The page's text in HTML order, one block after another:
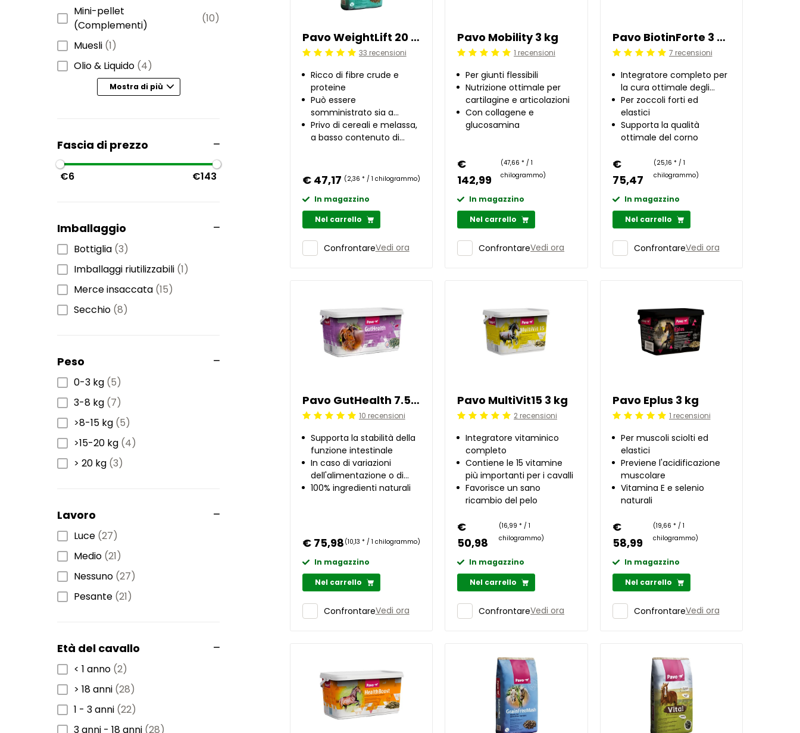
Mini-pellet
(Complementi)
(10)
Muesli (1)
Olio & Liquido (4)
Mostra di più
Fascia di prezzo
€6 €143
Imballaggio
Bottiglia (3)
Imballaggi riutilizzabili (1)
Merce insaccata (15)
Secchio (8)
Peso
0-3 kg (5)
3-8 kg (7)
>8-15 kg (5)
>15-20 kg (4)
> 20 kg (3)
Lavoro
Luce (27)
Medio (21)
Nessuno (27)
Pesante (21)
Età del cavallo
< 1 anno (2)
> 18 anni (28)
1 - 3 anni (22)
3 anni - 18 anni (28)
Pavo WeightLift 20 kg
Beoordeling: 5/533 recensioni
Ricco di fibre crude e
proteine
Può essere
somministrato sia a
secco che in ammollo
Privo di cereali e melassa,
a basso contenuto di
€ 47,17 (2,36 * / 1 chilogrammo)
In magazzino
Nel carrello
ConfrontareVedi ora
Pavo Mobility 3 kg
Beoordeling: 5/51 recensioni
Per giunti flessibili
Nutrizione ottimale per
cartilagine e articolazioni
Con collagene e
glucosamina
€
142,99
(47,66 * / 1
chilogrammo)
In magazzino
Nel carrello
ConfrontareVedi ora
Pavo BiotinForte 3 kg
Beoordeling: 5/57 recensioni
Integratore completo per
la cura ottimale degli
zoccoli
Per zoccoli forti ed
elastici
Supporta la qualità
ottimale del corno
€
75,47
(25,16 * / 1
chilogrammo)
In magazzino
Nel carrello
ConfrontareVedi ora
Pavo GutHealth 7.5 kg
Beoordeling: 5/510 recensioni
Supporta la stabilità della
funzione intestinale
In caso di variazioni
dell'alimentazione o di
stress
100% ingredienti naturali
€ 75,98 (10,13 * / 1 chilogrammo)
In magazzino
Nel carrello
ConfrontareVedi ora
Pavo MultiVit15 3 kg
Beoordeling: 5/52 recensioni
Integratore vitaminico
completo
Contiene le 15 vitamine
più importanti per i cavalli
Favorisce un sano
ricambio del pelo
€
50,98
(16,99 * / 1
chilogrammo)
In magazzino
Nel carrello
ConfrontareVedi ora
Pavo Eplus 3 kg
Beoordeling: 5/51 recensioni
Per muscoli sciolti ed
elastici
Previene l'acidificazione
muscolare
Vitamina E e selenio
naturali
€
58,99
(19,66 * / 1
chilogrammo)
In magazzino
Nel carrello
ConfrontareVedi ora